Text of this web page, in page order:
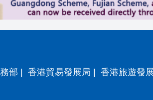
部 | 香港貿易發展局 | 香港旅遊發